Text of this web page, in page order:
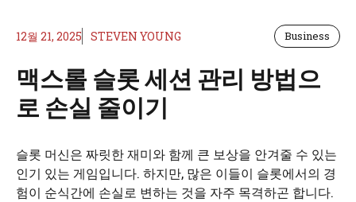
12월 21, 2025 STEVEN YOUNG Business
맥스롤 슬롯 세션 관리 방법으
로 손실 줄이기
슬롯 머신은 짜릿한 재미와 함께 큰 보상을 안겨줄 수 있는
인기 있는 게임입니다. 하지만, 많은 이들이 슬롯에서의 경
험이 순식간에 손실로 변하는 것을 자주 목격하곤 합니다.